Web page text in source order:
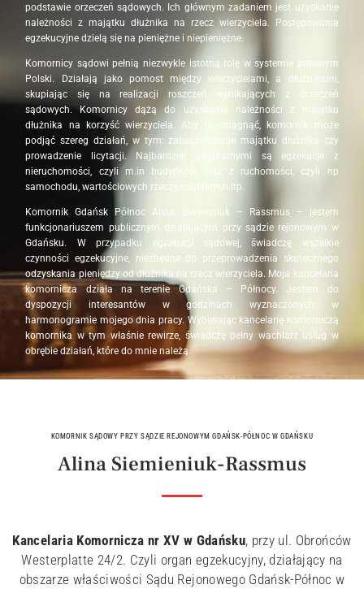
podstawie orzeczeń sądowych. Ich głównym zadaniem jest uzyskanie
należności z majątku dłużnika na rzecz wierzyciela. Postępowania
egzekucyjne dzielą się na pieniężne i niepieniężne.
Komornicy sądowi pełnią niezwykle istotną rolę w systemie prawnym
Polski. Działają jako pomost między wierzycielami, a dłużnikami,
skupiając się na realizacji roszczeń wynikających z orzeczeń
sądowych. Komornicy dążą do uzyskania należności z majątku
dłużnika na korzyść wierzyciela. Aby to osiągnąć, komornik może
podjąć szereg działań, w tym: zabezpieczanie majątku dłużnika czy
prowadzenie licytacji. Najbardziej popularnymi są egzekucje z
nieruchomości, czyli m.in budynków oraz z ruchomości, czyli np
samochodu, wartościowych rzeczy osobistych itp.
Komornik Gdańsk Północ Alina Siemieniuk – Rassmus – jestem
funkcjonariuszem publicznym działającym przy sądzie rejonowym w
Gdańsku. W przypadku egzekucji sądowej, świadczę wszelkie
czynności egzekucyjne, niezbędne do przeprowadzenia skutecznego
odzyskania pieniędzy od dłużnika na rzecz wierzyciela. Moja kancelaria
komornicza działa na terenie Gdańska – Północy. Jestem do
dyspozycji interesantów w godzinach wyznaczonych w
harmonogramie mojego dnia pracy. Wybierając kancelarię komorniczą
komornika w tym właśnie rewirze, świadczę pełny wachlarz usług w
obrębie działań, które do mnie należą.
KOMORNIK SĄDOWY PRZY SĄDZIE REJONOWYM GDAŃSK-PÓŁNOC W GDAŃSKU
Alina Siemieniuk-Rassmus
Kancelaria Komornicza nr XV w Gdańsku, przy ul. Obrońców
Westerplatte 24/2. Czyli organ egzekucyjny, działający na
obszarze właściwości Sądu Rejonowego Gdańsk-Północ w